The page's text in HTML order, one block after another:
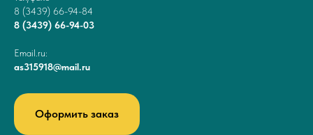
8 (3439) 66-94-84
8 (3439) 66-94-03
Email.ru:
as315918@mail.ru
Оформить заказ